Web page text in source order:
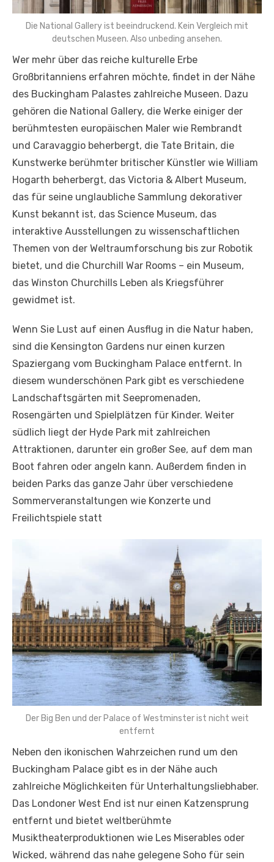
Die National Gallery ist beeindruckend. Kein Vergleich mit
deutschen Museen. Also unbeding ansehen.
Wer mehr über das reiche kulturelle Erbe
Großbritanniens erfahren möchte, findet in der Nähe
des Buckingham Palastes zahlreiche Museen. Dazu
gehören die National Gallery, die Werke einiger der
berühmtesten europäischen Maler wie Rembrandt
und Caravaggio beherbergt, die Tate Britain, die
Kunstwerke berühmter britischer Künstler wie William
Hogarth beherbergt, das Victoria & Albert Museum,
das für seine unglaubliche Sammlung dekorativer
Kunst bekannt ist, das Science Museum, das
interaktive Ausstellungen zu wissenschaftlichen
Themen von der Weltraumforschung bis zur Robotik
bietet, und die Churchill War Rooms – ein Museum,
das Winston Churchills Leben als Kriegsführer
gewidmet ist.
Wenn Sie Lust auf einen Ausflug in die Natur haben,
sind die Kensington Gardens nur einen kurzen
Spaziergang vom Buckingham Palace entfernt. In
diesem wunderschönen Park gibt es verschiedene
Landschaftsgärten mit Seepromenaden,
Rosengärten und Spielplätzen für Kinder. Weiter
südlich liegt der Hyde Park mit zahlreichen
Attraktionen, darunter ein großer See, auf dem man
Boot fahren oder angeln kann. Außerdem finden in
beiden Parks das ganze Jahr über verschiedene
Sommerveranstaltungen wie Konzerte und
Freilichtspiele statt
Der Big Ben und der Palace of Westminster ist nicht weit
entfernt
Neben den ikonischen Wahrzeichen rund um den
Buckingham Palace gibt es in der Nähe auch
zahlreiche Möglichkeiten für Unterhaltungsliebhaber.
Das Londoner West End ist nur einen Katzensprung
entfernt und bietet weltberühmte
Musiktheaterproduktionen wie Les Miserables oder
Wicked, während das nahe gelegene Soho für sein